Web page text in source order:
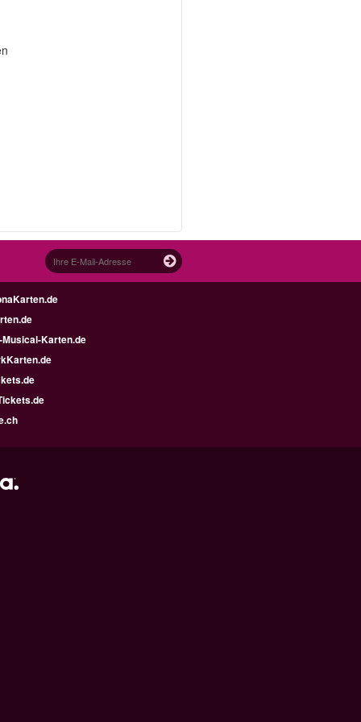
Musical-Karten.de